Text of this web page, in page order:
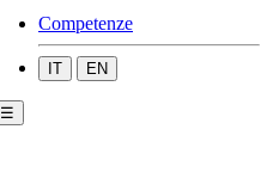
Competenze
IT EN
☰